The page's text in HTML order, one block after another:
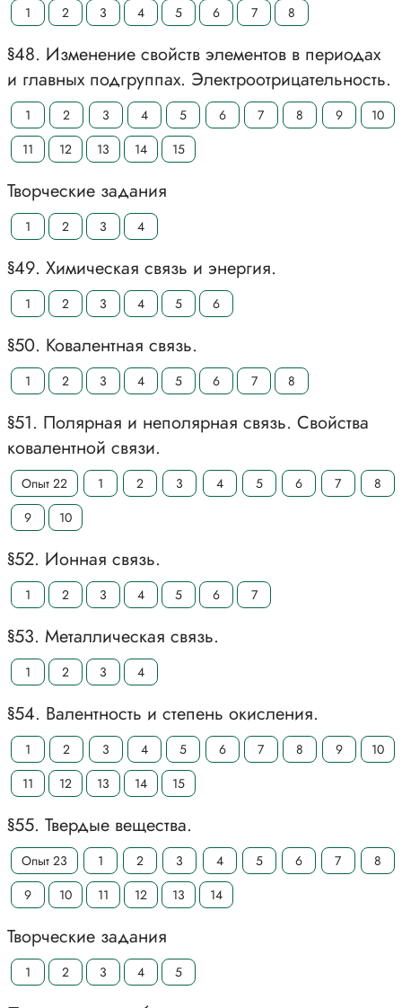
1 2 3 4 5 6 7 8
§48. Изменение свойств элементов в периодах
и главных подгруппах. Электроотрицательность.
1 2 3 4 5 6 7 8 9
10
11
12 13 14 15
Творческие задания
1 2 3 4
§49. Химическая связь и энергия.
1 2 3 4 5 6
§50. Ковалентная связь.
1 2 3 4 5 6 7 8
§51. Полярная и неполярная связь. Свойства
ковалентной связи.
Опыт 22 1 2 3 4 5 6 7
8
9
10
§52. Ионная связь.
1 2 3 4 5 6 7
§53. Металлическая связь.
1 2 3 4
§54. Валентность и степень окисления.
1 2 3 4 5 6 7 8 9
10
11
12 13 14 15
§55. Твердые вещества.
Опыт 23 1 2 3 4 5 6 7
8
9
10 11 12 13 14
Творческие задания
1 2 3 4 5